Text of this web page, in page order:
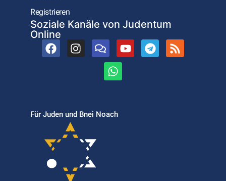
Registrieren
Soziale Kanäle von Judentum
Online
Für Juden und Bnei Noach